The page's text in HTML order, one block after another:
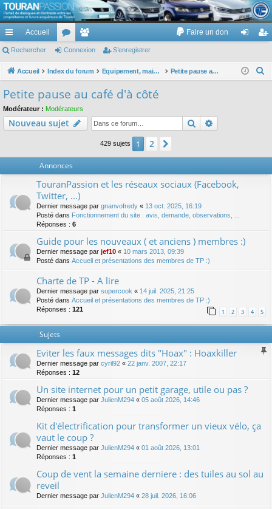
TouranPassion
Le forum des propriétaires ou futurs acquéreurs du Volkswagen Touran
cc
ès
pi
de
Accueil
or
u
e
m
Faire un don
ne nr
Rechercher Connexion S’enregistrer
Accueil Index du forum Equipement, maison, famille, passion, hobby, détente, ... Petite pause au café d'à côté
Petite pause au café d'à côté
Modérateur : Modérateurs
Nouveau sujet Rechercher
429 sujets 1 2
Annonces
TouranPassion et les réseaux sociaux (Facebook,
Twitter, ...)
Dernier message par gnanvofredy « 13 oct. 2025, 16:19
Posté dans Fonctionnement du site : avis, demande, observations, ...
Réponses : 6
Guide pour les nouveaux ( et anciens ) membres :)
Dernier message par jef10 « 10 mars 2013, 09:39
Posté dans Accueil et présentations des membres de TP :)
Charte de TP - A lire
Dernier message par supercook « 14 juil. 2025, 21:25
Posté dans Accueil et présentations des membres de TP :)
Réponses : 121 1 2 3 4 5
Sujets
Eviter les faux messages dits "Hoax" : Hoaxkiller
Dernier message par cyril92 « 22 janv. 2007, 22:17
Réponses : 12
Un site internet pour un petit garage, utile ou pas ?
Dernier message par JulienM294 « 05 août 2026, 14:46
Réponses : 1
Kit d'électrification pour transformer un vieux vélo, ça
vaut le coup ?
Dernier message par JulienM294 « 01 août 2026, 13:01
Réponses : 1
Coup de vent la semaine derniere : des tuiles au sol au
reveil
Dernier message par JulienM294 « 28 juil. 2026, 16:06